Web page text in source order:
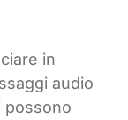
in
audio
possono